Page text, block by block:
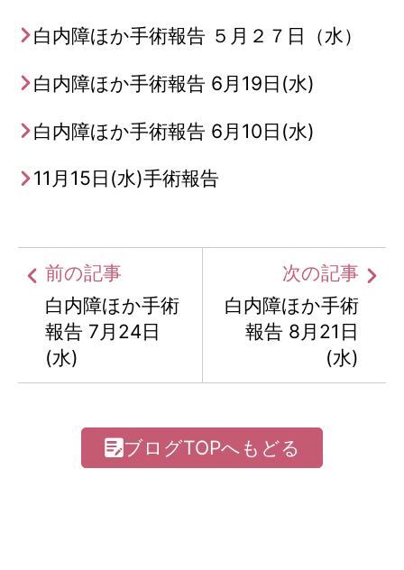
白内障ほか手術報告 ５月２７日（水）
白内障ほか手術報告 6月19日(水)
白内障ほか手術報告 6月10日(水)
11月15日(水)手術報告
前の記事
白内障ほか手術
報告 7月24日
(水)
次の記事
白内障ほか手術
報告 8月21日
(水)
ブログTOPへもどる